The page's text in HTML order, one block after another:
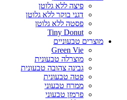
פיצה ללא גלוטן
דגני בוקר ללא גלוטן
פסטה ללא גלוטן
Tiny Donut
מוצרים טבעוניים
Green Vie
מוצרלה טבעונית
גבינה צהובה טבעונית
פטה טבעונית
ממרח טבעוני
פרמזן טבעוני